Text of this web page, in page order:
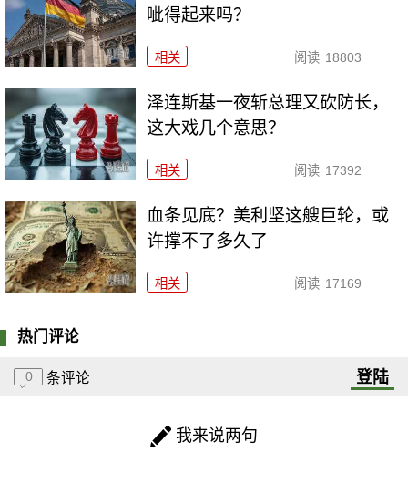
呲得起来吗？
相关 阅读 18803
泽连斯基一夜斩总理又砍防长，
这大戏几个意思？
相关 阅读 17392
血条见底？美利坚这艘巨轮，或
许撑不了多久了
相关 阅读 17169
热门评论
0 条评论 登陆
我来说两句